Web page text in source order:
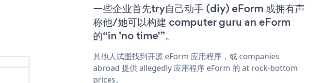
一些企业首先try自己动手 (diy) eForm 或拥有声
称他/她可以构建 computer guru an eForm
的“in 'no time'”。
其他人试图找到开源 eForm 应用程序，或 companies
abroad 提供 allegedly 应用程序 eForm 的 at rock-bottom
prices。